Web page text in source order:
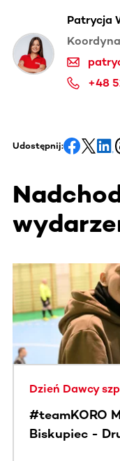
Patrycja
+48
Udostępnij:
Ta sekcja zawiera
Dzień Dawcy
#teamKORO
Biskupiec -